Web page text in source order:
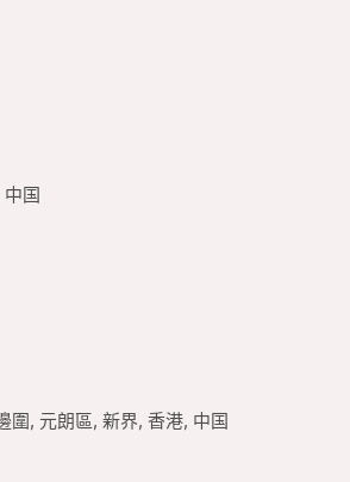
国
圍, 元朗區, 新界, 香港, 中国